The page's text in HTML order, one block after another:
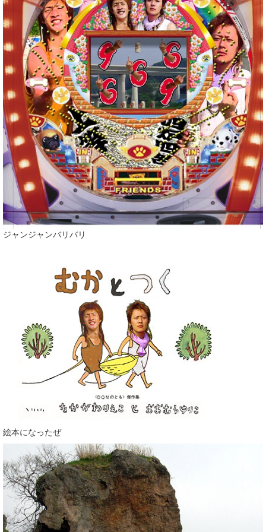
ジャンジャンバリバリ
絵本になったぜ